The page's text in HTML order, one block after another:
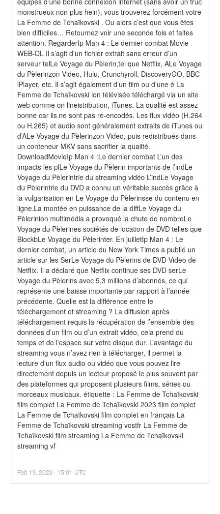
monstrueux non plus hein), vous trouverez forcément votre
La Femme de Tchaïkovski . Ou alors c’est que vous êtes
bien difficiles… Retournez voir une seconde fois et faites
attention. RegarderIp Man 4 : Le dernier combat Movie
WEB-DL Il s’agit d’un fichier extrait sans erreur d’un
serveur telLe Voyage du Pèlerin,tel que Netflix, ALe Voyage
du Pèlerinzon Video, Hulu, Crunchyroll, DiscoveryGO, BBC
iPlayer, etc. Il s’agit également d’un film ou d’une é La
Femme de Tchaïkovski ion télévisée téléchargé via un site
web comme on lineistribution, iTunes. La qualité est assez
bonne car ils ne sont pas ré-encodés. Les flux vidéo (H.264
ou H.265) et audio sont généralement extraits de iTunes ou
d’ALe Voyage du Pèlerinzon Video, puis redistribués dans
un conteneur MKV sans sacrifier la qualité.
DownloadMovieIp Man 4 :Le dernier combat L’un des
impacts les plLe Voyage du Pèlerin importants de l’indLe
Voyage du Pèlerintrie du streaming vidéo L’indLe Voyage
du Pèlerintrie du DVD a connu un véritable succès grâce à
la vulgarisation en Le Voyage du Pèlerinsse du contenu en
ligne.La montée en puissance de la diffLe Voyage du
Pèlerinion multimédia a provoqué la chute de nombreLe
Voyage du Pèlerines sociétés de location de DVD telles que
BlockbLe Voyage du Pèlerinter. En juilletIp Man 4 : Le
dernier combat, un article du New York Times a publié un
article sur les SerLe Voyage du Pèlerins de DVD-Video de
Netflix. Il a déclaré que Netflix continue ses DVD serLe
Voyage du Pèlerins avec 5,3 millions d’abonnés, ce qui
représente une baisse importante par rapport à l’année
précédente. Quelle est la différence entre le
téléchargement et streaming ? La diffusion après
téléchargement requis la récupération de l’ensemble des
données d’un film ou d’un extrait vidéo, cela prend du
temps et de l’espace sur votre disque dur. L’avantage du
streaming vous n’avez rien à télécharger, il permet la
lecture d’un flux audio ou vidéo que vous pouvez lire
directement depuis un lecteur proposé le plus souvent par
des plateformes qui proposent plusieurs films, séries ou
morceaux musicaux. étiquette : La Femme de Tchaïkovski
film complet La Femme de Tchaïkovski 2023 film complet
La Femme de Tchaïkovski film complet en français La
Femme de Tchaïkovski streaming vostfr La Femme de
Tchaïkovski film streaming La Femme de Tchaïkovski
streaming vf
Feb 19 ,2023 - 15:01 UTC